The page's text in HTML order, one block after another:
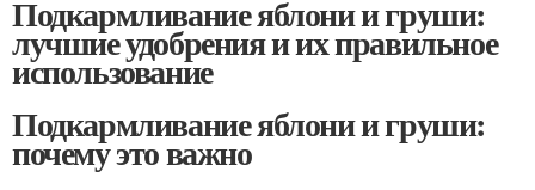
Подкармливание яблони и груши:
лучшие удобрения и их правильное
использование
Подкармливание яблони и груши:
почему это важно